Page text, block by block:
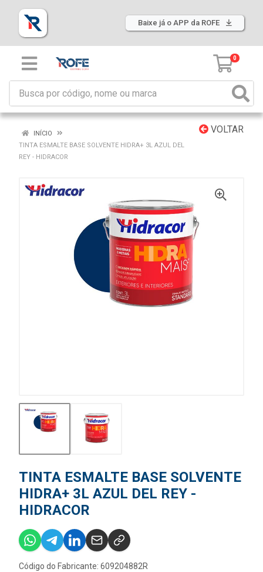
Baixe já o APP da ROFE
0
VOLTAR
INÍCIO
TINTA ESMALTE BASE SOLVENTE HIDRA+ 3L AZUL DEL
REY - HIDRACOR
TINTA ESMALTE BASE SOLVENTE
HIDRA+ 3L AZUL DEL REY -
HIDRACOR
Código do Fabricante: 609204882R